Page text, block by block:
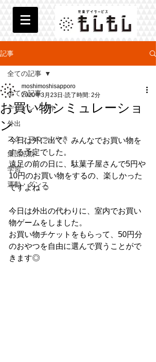
記事
全ての記事
デザイン・工作
外出
スタッフのつぶやき
集団活動
学習
運動・ダンス
全ての記事
お買い物シミュレーショ
ン
moshimoshisapporo
2020年3月23日 読了時間: 2分
今日は外に出て、みんなでお買い物を
する予定でした。
遠足の前の日に、駄菓子屋さんで5円や
10円のお買い物をするの、楽しかった
ですよね ☺︎
今日は外出の代わりに、室内でお買い
物ゲームをしました。
お買い物チケットをもらって、50円分
のおやつを自由に選んで買うことがで
きます◎